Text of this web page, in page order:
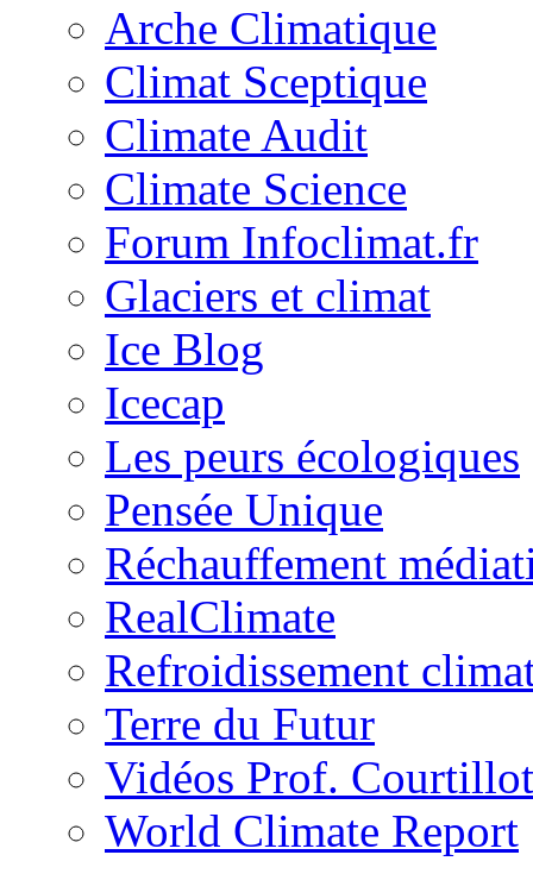
Arche Climatique
Climat Sceptique
Climate Audit
Climate Science
Forum Infoclimat.fr
Glaciers et climat
Ice Blog
Icecap
Les peurs écologiques
Pensée Unique
Réchauffement
RealClimate
Refroidissement
Terre du Futur
Vidéos Prof. Courtillot
World Climate Report